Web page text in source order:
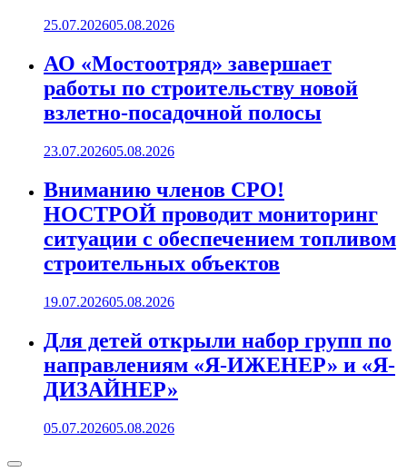
25.07.202605.08.2026
АО «Мостоотряд» завершает
работы по строительству новой
взлетно-посадочной полосы
23.07.202605.08.2026
Вниманию членов СРО!
НОСТРОЙ проводит мониторинг
ситуации с обеспечением топливом
строительных объектов
19.07.202605.08.2026
Для детей открыли набор групп по
направлениям «Я-ИЖЕНЕР» и «Я-
ДИЗАЙНЕР»
05.07.202605.08.2026